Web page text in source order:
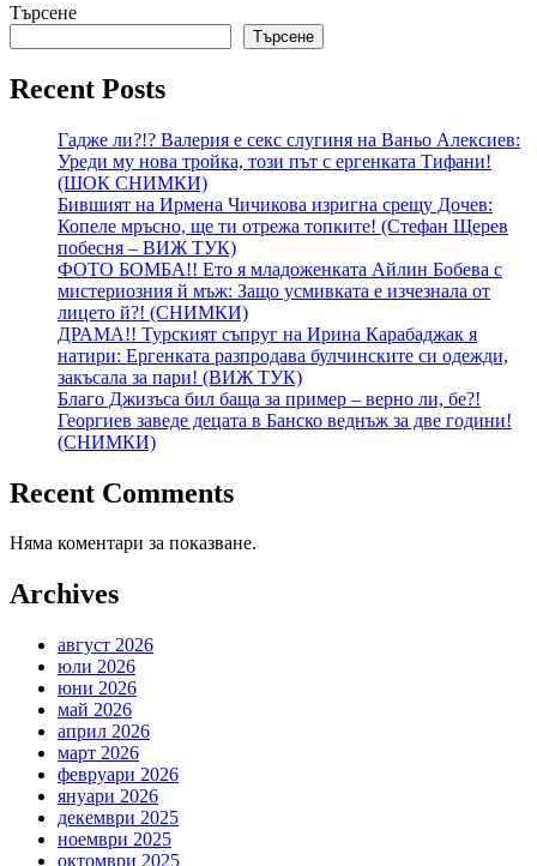
Търсене
Търсене
Recent Posts
Гадже ли?!? Валерия е секс слугиня на Ваньо Алексиев:
Уреди му нова тройка, този път с ергенката Тифани!
(ШОК СНИМКИ)
Бившият на Ирмена Чичикова изригна срещу Дочев:
Копеле мръсно, ще ти отрежа топките! (Стефан Щерев
побесня – ВИЖ ТУК)
ФОТО БОМБА!! Ето я младоженката Айлин Бобева с
мистериозния й мъж: Защо усмивката е изчезнала от
лицето й?! (СНИМКИ)
ДРАМА!! Турският съпруг на Ирина Карабаджак я
натири: Ергенката разпродава булчинските си одежди,
закъсала за пари! (ВИЖ ТУК)
Благо Джизъса бил баща за пример – верно ли, бе?!
Георгиев заведе децата в Банско веднъж за две години!
(СНИМКИ)
Recent Comments
Няма коментари за показване.
Archives
август 2026
юли 2026
юни 2026
май 2026
април 2026
март 2026
февруари 2026
януари 2026
декември 2025
ноември 2025
октомври 2025